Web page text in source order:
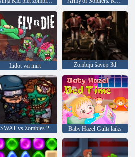
Lidot vai mirt Zombiju šāvējs 3d
SWAT vs Zombies 2 Baby Hazel Gulta laiks